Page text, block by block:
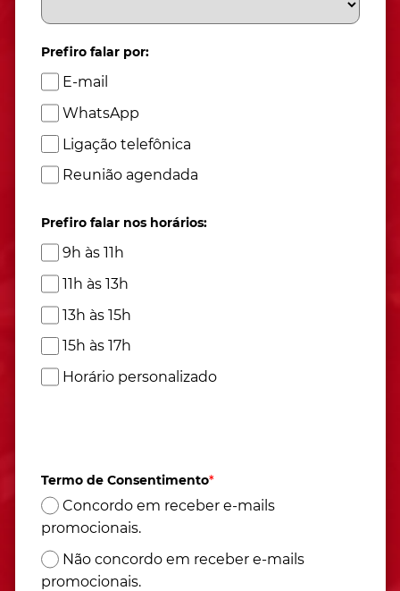
Prefiro falar por:
E-mail
WhatsApp
Ligação telefônica
Reunião agendada
Prefiro falar nos horários:
9h às 11h
11h às 13h
13h às 15h
15h às 17h
Horário personalizado
Termo de Consentimento*
Concordo em receber e-mails
promocionais.
Não concordo em receber e-mails
promocionais.